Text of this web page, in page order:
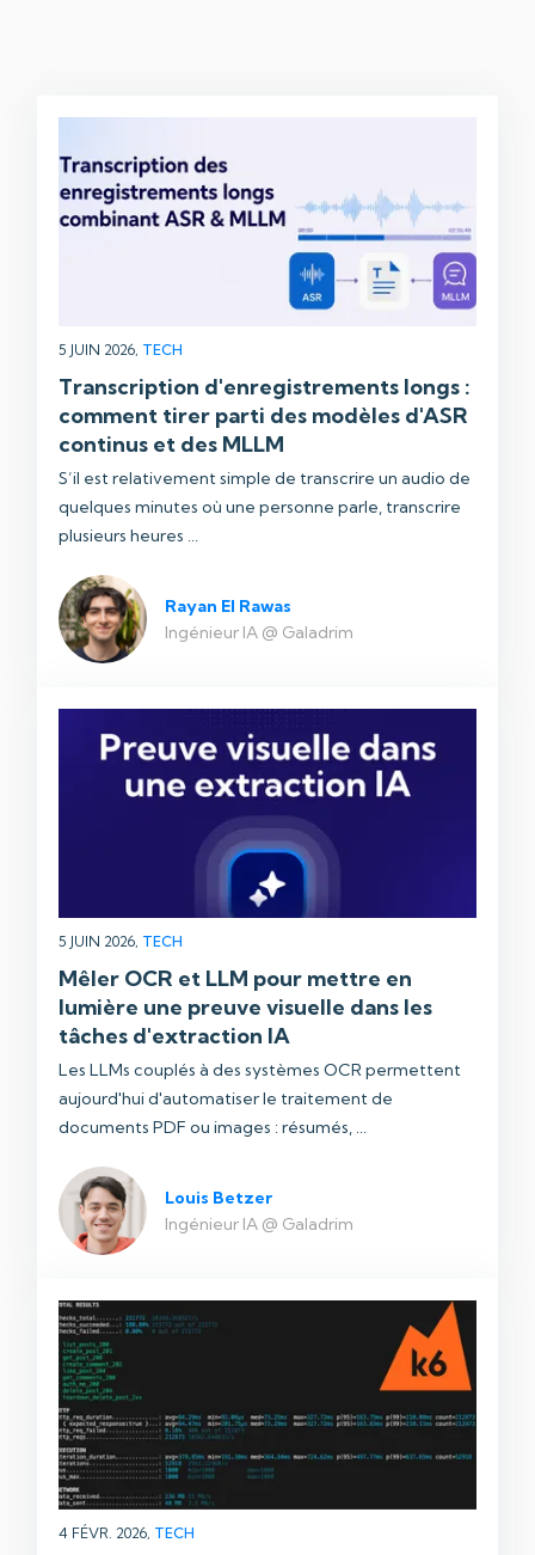
5 JUIN 2026, TECH
Transcription d'enregistrements longs :
comment tirer parti des modèles d'ASR
continus et des MLLM
S’il est relativement simple de transcrire un audio de
quelques minutes où une personne parle, transcrire
plusieurs heures ...
Rayan El Rawas
Ingénieur IA @ Galadrim
5 JUIN 2026, TECH
Mêler OCR et LLM pour mettre en
lumière une preuve visuelle dans les
tâches d'extraction IA
Les LLMs couplés à des systèmes OCR permettent
aujourd'hui d'automatiser le traitement de
documents PDF ou images : résumés, ...
Louis Betzer
Ingénieur IA @ Galadrim
4 FÉVR. 2026, TECH